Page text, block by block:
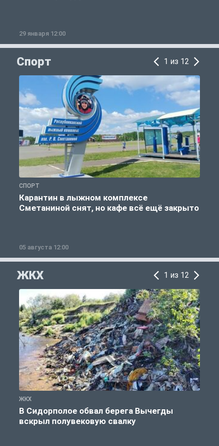
29 января 12:00
Спорт 1 из 12
СПОРТ
Карантин в лыжном комплексе
Сметаниной снят, но кафе всё ещё закрыто
05 августа 12:00
ЖКХ 1 из 12
ЖКХ
В Сидорполое обвал берега Вычегды
вскрыл полувековую свалку